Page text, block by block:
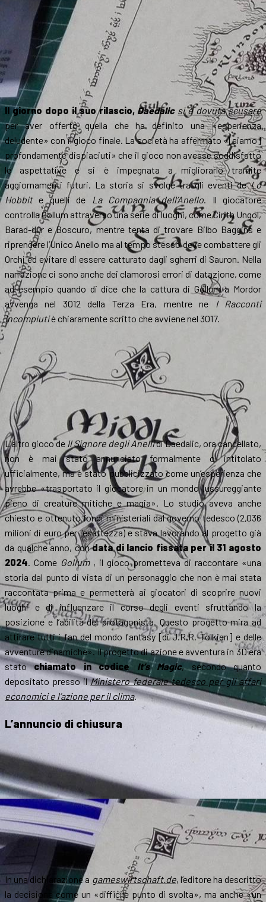
Il giorno dopo il suo rilascio, Daedalic si è dovuta scusare
per aver offerto quella che ha definito una «esperienza
deludente» con il gioco finale. La società ha affermato «[siamo]
profondamente dispiaciuti» che il gioco non avesse soddisfatto
le aspettative e si è impegnata a migliorarlo tramite
aggiornamenti futuri. La storia si svolge tra gli eventi deLo
Hobbite quelli de La Compagnia dell’Anello. Il giocatore
controlla Gollum attraverso una serie di luoghi, come Cirith Ungol,
Barad-dûr e Boscuro, mentre tenta di trovare Bilbo Baggins e
riprendere l’Unico Anello ma al tempo stesso deve combattere gli
Orchi ed evitare di essere catturato dagli sgherri di Sauron. Nella
narrazione ci sono anche dei clamorosi errori di datazione, come
ad esempio quando di dice che la cattura di Gollum a Mordor
avvenga nel 3012 della Terza Era, mentre ne I Racconti
Incompiutiè chiaramente scritto che avviene nel 3017.
L’altro gioco de Il Signore degli Anellidi Daedalic, ora cancellato,
non è mai stato annunciato formalmente o intitolato
ufficialmente, ma è stato pubblicizzato come un’esperienza che
avrebbe «trasportato il giocatore in un mondo lussureggiante
pieno di creature mitiche e magia». Lo studio aveva anche
chiesto e ottenuto fondi ministeriali dal governo tedesco (2,036
milioni di euro per l’esattezza) e stava lavorando al progetto già
da qualche anno, condata di lancio fissata per il 31 agosto
2024. Come Gollum, il gioco prometteva di raccontare «una
storia dal punto di vista di un personaggio che non è mai stata
raccontata prima e permetterà ai giocatori di scoprire nuovi
luoghi e di influenzare il corso degli eventi sfruttando la
posizione e l’abilità del protagonista. Questo progetto mira ad
attirare tutti i fan del mondo fantasy [di J.R.R. Tolkien] e delle
avventure dinamiche». Il progetto di azione e avventura in 3D era
statochiamato in codice It’s Magic, secondo quanto
depositato presso ilMinistero federale tedesco per gli affari
economici e l’azione per il clima.
L’annuncio di chiusura
In una dichiarazione a gameswirtschaft.de, l’editore ha descritto
la decisione come un «difficile punto di svolta», ma anche «un